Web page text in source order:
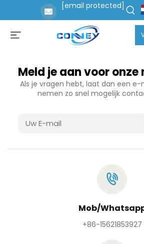
[email protected]
Meld je aan voor onze
Als je vragen hebt, laat dan een
nemen zo snel mogelijk
Mob/
+86-15621853927